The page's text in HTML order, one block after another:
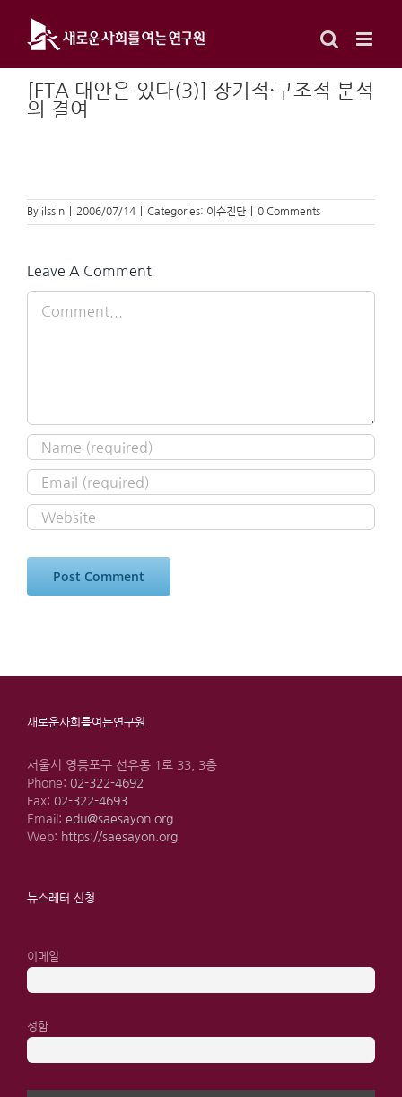
content
[FTA 대안은 있다(3)] 장기적·구조적 분석
의 결여
By ilssin 2006/07/14 Categories: 이슈진단 0 Comments
Leave A Comment
새로운사회를여는연구원
서울시 영등포구 선유동 1로 33, 3층
Phone: 02-322-4692
Fax: 02-322-4693
Email: edu@saesayon.org
Web: https://saesayon.org
뉴스레터 신청
이메일
성함